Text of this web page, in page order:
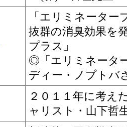
「エリミネータ
抜群の消臭効果を
プラス」
◎「エリミネータ
ディー・ノプトバ
２０１１年に考
ャリスト・山下哲